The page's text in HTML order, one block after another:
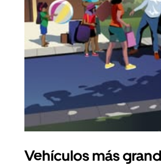
Vehículos más